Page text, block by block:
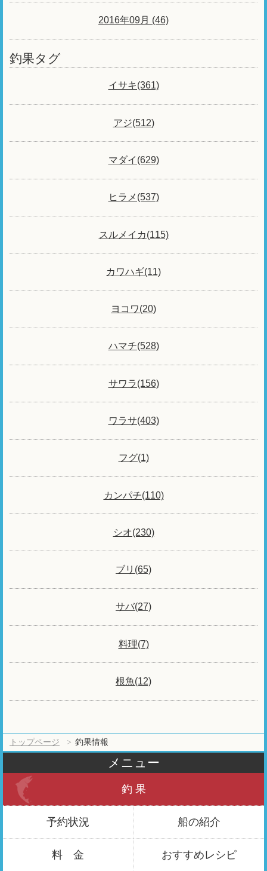
2016年09月 (46)
釣果タグ
イサキ(361)
アジ(512)
マダイ(629)
ヒラメ(537)
スルメイカ(115)
カワハギ(11)
ヨコワ(20)
ハマチ(528)
サワラ(156)
ワラサ(403)
フグ(1)
カンパチ(110)
シオ(230)
ブリ(65)
サバ(27)
料理(7)
根魚(12)
トップページ 釣果情報
メニュー
釣 果
予約状況 船の紹介
料 金 おすすめレシピ